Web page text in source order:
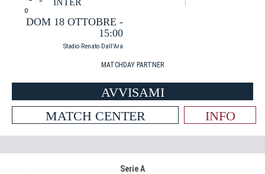
INTER
DOM 18 OTTOBRE -
15:00
Stadio Renato Dall'Ara
MATCHDAY PARTNER
AVVISAMI
MATCH CENTER
INFO
Serie A